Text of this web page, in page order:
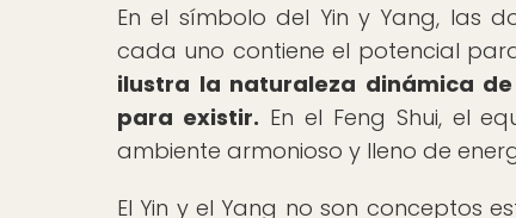
En el símbolo del Yin y Yang, las
cada uno contiene el potencial
ilustra la naturaleza dinámica
para existir. En el Feng Shui, el
ambiente armonioso y lleno de
El Yin y el Yang no son conceptos